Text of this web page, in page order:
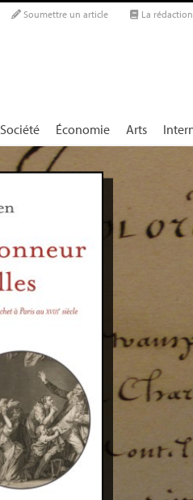
Soumettre un article La
Société Économie Arts